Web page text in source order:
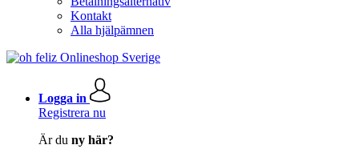
Kontakt
Alla hjälpämnen
Logga in
Registrera nu
Är du ny här?